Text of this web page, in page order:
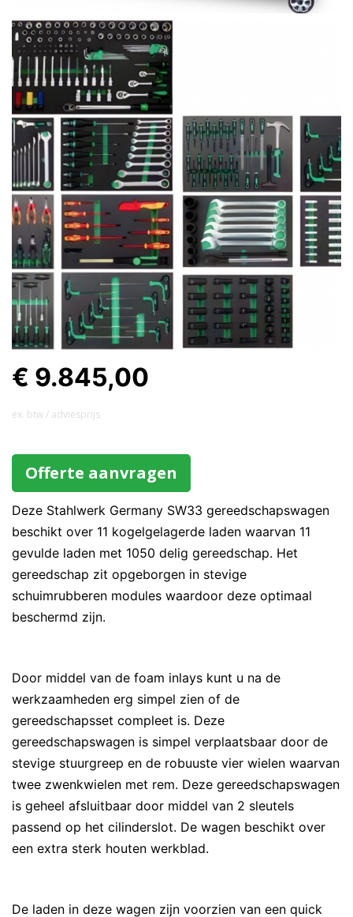
€ 9.845,00
ex. btw / adviesprijs
Offerte aanvragen
Deze Stahlwerk Germany SW33 gereedschapswagen
beschikt over 11 kogelgelagerde laden waarvan 11
gevulde laden met 1050 delig gereedschap. Het
gereedschap zit opgeborgen in stevige
schuimrubberen modules waardoor deze optimaal
beschermd zijn.
Door middel van de foam inlays kunt u na de
werkzaamheden erg simpel zien of de
gereedschapsset compleet is. Deze
gereedschapswagen is simpel verplaatsbaar door de
stevige stuurgreep en de robuuste vier wielen waarvan
twee zwenkwielen met rem. Deze gereedschapswagen
is geheel afsluitbaar door middel van 2 sleutels
passend op het cilinderslot. De wagen beschikt over
een extra sterk houten werkblad.
De laden in deze wagen zijn voorzien van een quick